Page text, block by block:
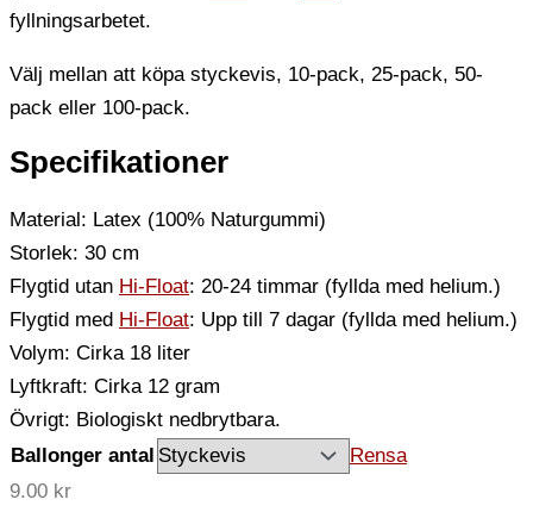
fyllningsarbetet.
Välj mellan att köpa styckevis, 10-pack, 25-pack, 50-
pack eller 100-pack.
Specifikationer
Material: Latex (100% Naturgummi)
Storlek: 30 cm
Flygtid utan Hi-Float: 20-24 timmar (fyllda med helium.)
Flygtid med Hi-Float: Upp till 7 dagar (fyllda med helium.)
Volym: Cirka 18 liter
Lyftkraft: Cirka 12 gram
Övrigt: Biologiskt nedbrytbara.
Ballonger antal
Rensa
9.00 kr